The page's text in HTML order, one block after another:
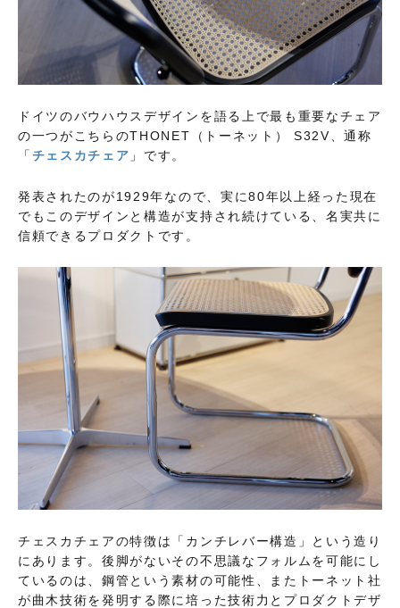
ドイツのバウハウスデザインを語る上で最も重要なチェア
の一つがこちらのTHONET（トーネット） S32V、通称
「 チェスカチェア 」です。
発表されたのが1929年なので、実に80年以上経った現在
でもこのデザインと構造が支持され続けている、名実共に
信頼できるプロダクトです。
チェスカチェアの特徴は「カンチレバー構造」という造り
にあります。後脚がないその不思議なフォルムを可能にし
ているのは、鋼管という素材の可能性、またトーネット社
が曲木技術を発明する際に培った技術力とプロダクトデザ